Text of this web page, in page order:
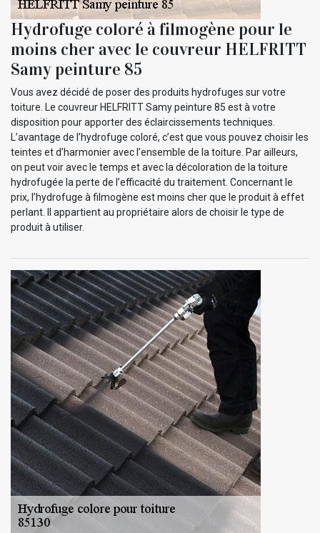
Hydrofuge coloré à filmogène pour le
moins cher avec le couvreur HELFRITT
Samy peinture 85
Vous avez décidé de poser des produits hydrofuges sur votre
toiture. Le couvreur HELFRITT Samy peinture 85 est à votre
disposition pour apporter des éclaircissements techniques.
L’avantage de l’hydrofuge coloré, c’est que vous pouvez choisir les
teintes et d’harmonier avec l’ensemble de la toiture. Par ailleurs,
on peut voir avec le temps et avec la décoloration de la toiture
hydrofugée la perte de l’efficacité du traitement. Concernant le
prix, l’hydrofuge à filmogène est moins cher que le produit à effet
perlant. Il appartient au propriétaire alors de choisir le type de
produit à utiliser.